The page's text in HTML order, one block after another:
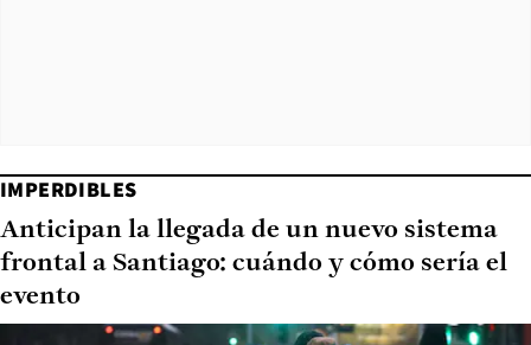
IMPERDIBLES
Anticipan la llegada de un nuevo sistema
frontal a Santiago: cuándo y cómo sería el
evento